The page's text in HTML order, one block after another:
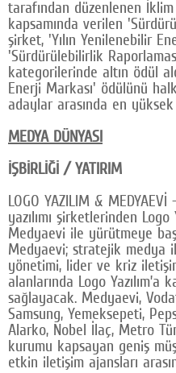
tarafından düzenlenen
kapsamında verilen
şirket, 'Yılın Yenilenebilir
'Sürdürülebilirlik
kategorilerinde altın ödül
Enerji Markası' ödülünü
adaylar arasında en
MEDYA DÜNYASI
İŞBİRLİĞİ / YATIRIM
LOGO YAZILIM &
yazılımı şirketlerinden Logo
Medyaevi ile yürütmeye
Medyaevi; stratejik medya
yönetimi, lider ve kriz
alanlarında Logo Yazılım’a
sağlayacak. Medyaevi,
Samsung, Yemeksepeti,
Alarko, Nobel İlaç, Metro
kurumu kapsayan geniş
etkin iletişim ajansları